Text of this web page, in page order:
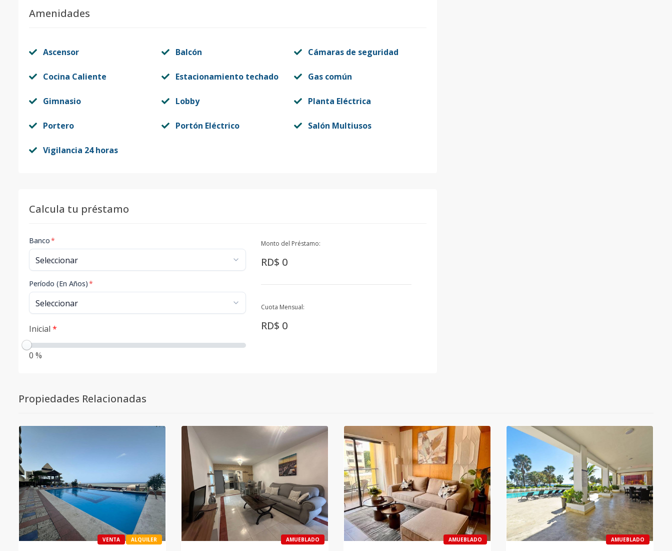
Amenidades
Ascensor Balcón Cámaras de seguridad
Cocina Caliente Estacionamiento techado Gas común
Gimnasio Lobby Planta Eléctrica
Portero Portón Eléctrico Salón Multiusos
Vigilancia 24 horas
Calcula tu préstamo
Banco*
Período (En Años)*
Inicial *
0 %
Monto del Préstamo:
RD$ 0
Cuota Mensual:
RD$ 0
Propiedades Relacionadas
VENTA ALQUILER AMUEBLADO AMUEBLADO AMUEBLADO